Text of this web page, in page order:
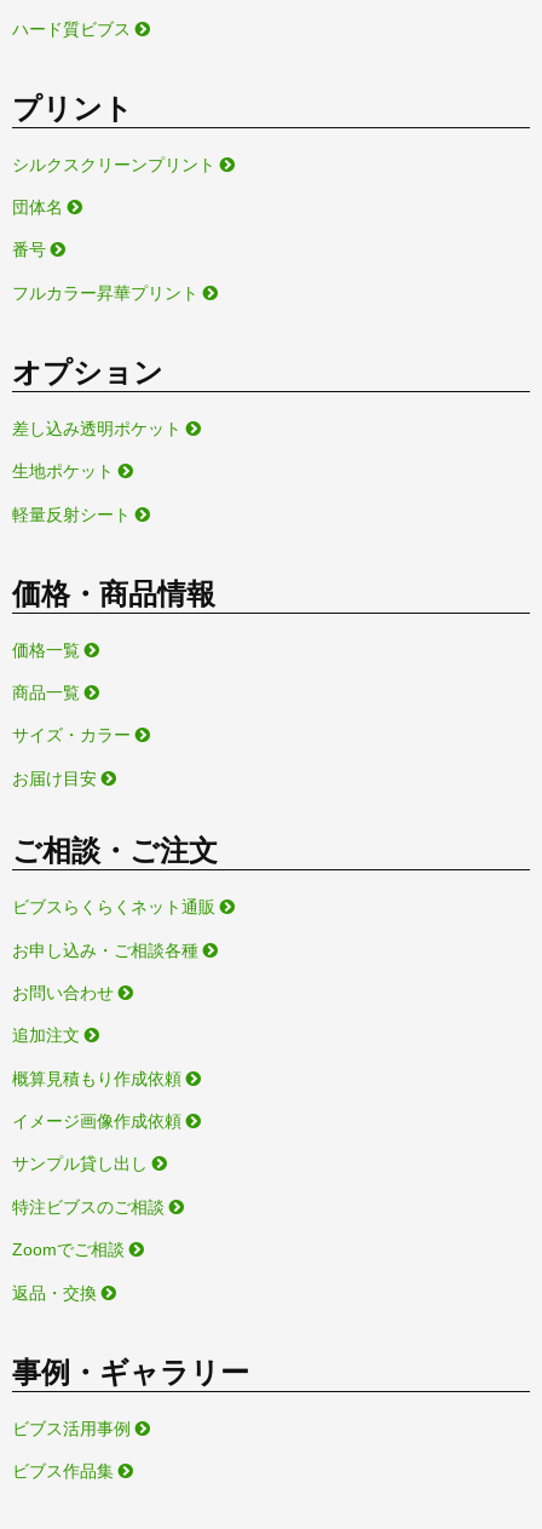
ハード質ビブス
プリント
シルクスクリーンプリント
団体名
番号
フルカラー昇華プリント
オプション
差し込み透明ポケット
生地ポケット
軽量反射シート
価格・商品情報
価格一覧
商品一覧
サイズ・カラー
お届け目安
ご相談・ご注文
ビブスらくらくネット通販
お申し込み・ご相談各種
お問い合わせ
追加注文
概算見積もり作成依頼
イメージ画像作成依頼
サンプル貸し出し
特注ビブスのご相談
Zoomでご相談
返品・交換
事例・ギャラリー
ビブス活用事例
ビブス作品集